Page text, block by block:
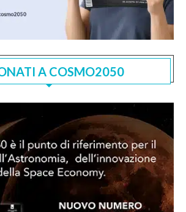
A COSMO2050